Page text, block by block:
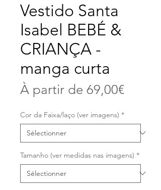
Vestido Santa
Isabel BEBÉ &
CRIANÇA -
manga curta
À partir de 69,00€Prix
Cor da Faixa/laço (ver imagens) *
Tamanho (ver medidas nas imagens) *